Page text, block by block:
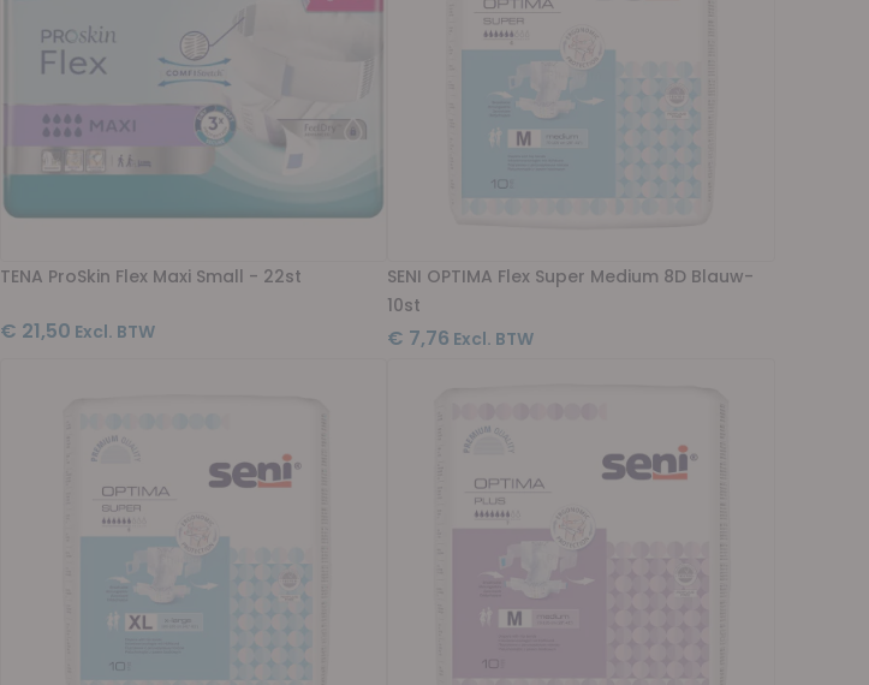
TENA ProSkin Flex Maxi Small - 22st
€ 21,50
SENI OPTIMA Flex Super Medium 8D Blauw-
10st
€ 7,76